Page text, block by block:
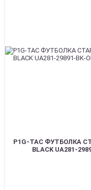
P1G-TAC ФУТБОЛКА
BLACK UA281-